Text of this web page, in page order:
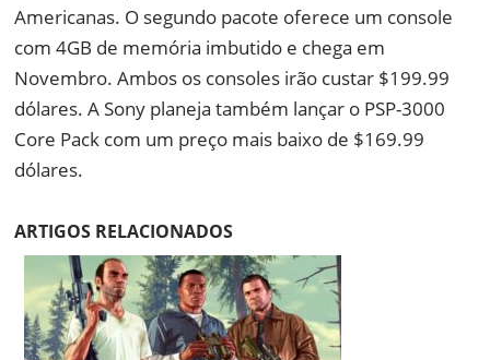
Americanas. O segundo pacote oferece um console
com 4GB de memória imbutido e chega em
Novembro. Ambos os consoles irão custar $199.99
dólares. A Sony planeja também lançar o PSP-3000
Core Pack com um preço mais baixo de $169.99
dólares.
ARTIGOS RELACIONADOS